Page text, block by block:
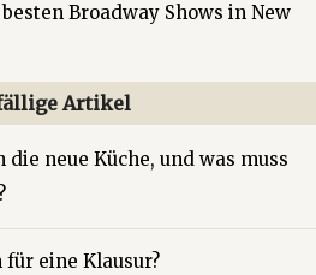
Broadway Shows in New
Artikel
die neue Küche, und was muss
eine Klausur?